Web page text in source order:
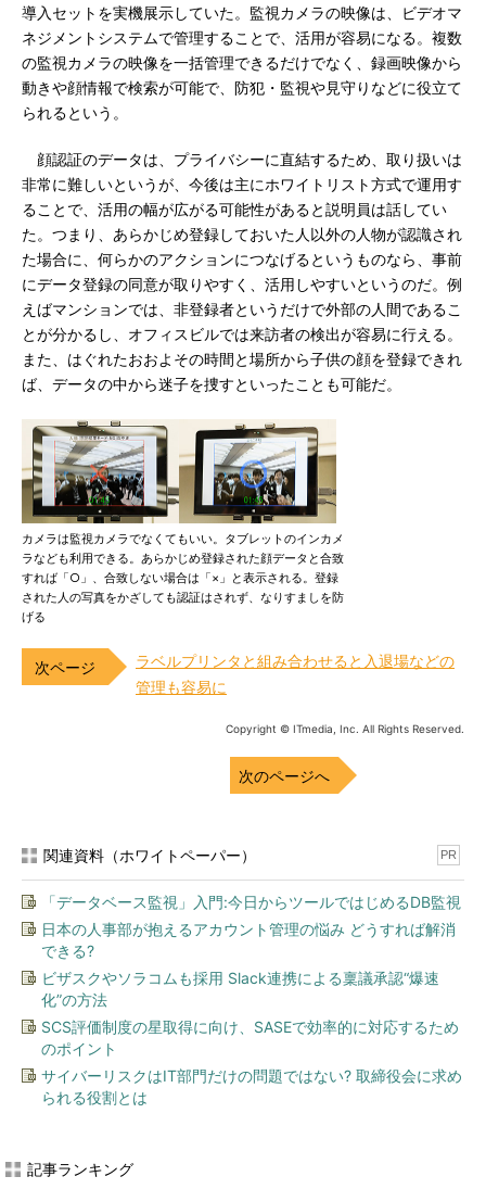
導入セットを実機展示していた。監視カメラの映像は、ビデオマ
ネジメントシステムで管理することで、活用が容易になる。複数
の監視カメラの映像を一括管理できるだけでなく、録画映像から
動きや顔情報で検索が可能で、防犯・監視や見守りなどに役立て
られるという。
顔認証のデータは、プライバシーに直結するため、取り扱いは
非常に難しいというが、今後は主にホワイトリスト方式で運用す
ることで、活用の幅が広がる可能性があると説明員は話してい
た。つまり、あらかじめ登録しておいた人以外の人物が認識され
た場合に、何らかのアクションにつなげるというものなら、事前
にデータ登録の同意が取りやすく、活用しやすいというのだ。例
えばマンションでは、非登録者というだけで外部の人間であるこ
とが分かるし、オフィスビルでは来訪者の検出が容易に行える。
また、はぐれたおおよその時間と場所から子供の顔を登録できれ
ば、データの中から迷子を捜すといったことも可能だ。
カメラは監視カメラでなくてもいい。タブレットのインカメ
ラなども利用できる。あらかじめ登録された顔データと合致
すれば「○」、合致しない場合は「×」と表示される。登録
された人の写真をかざしても認証はされず、なりすましを防
げる
ラベルプリンタと組み合わせると入退場などの
管理も容易に
Copyright © ITmedia, Inc. All Rights Reserved.
次のページへ
関連資料（ホワイトペーパー） PR
「データベース監視」入門:今日からツールではじめるDB監視
日本の人事部が抱えるアカウント管理の悩み どうすれば解消
できる?
ビザスクやソラコムも採用 Slack連携による稟議承認“爆速
化”の方法
SCS評価制度の星取得に向け、SASEで効率的に対応するため
のポイント
サイバーリスクはIT部門だけの問題ではない? 取締役会に求め
られる役割とは
記事ランキング